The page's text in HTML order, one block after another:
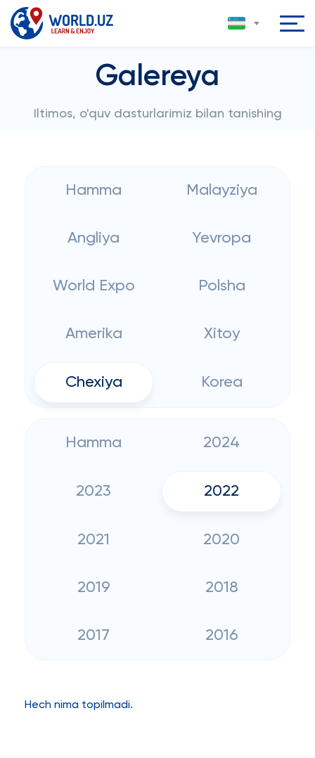
Galereya
Iltimos, o'quv dasturlarimiz bilan tanishing
Hamma Malayziya
Angliya Yevropa
World Expo Polsha
Amerika Xitoy
Chexiya Korea
Hamma 2024
2023 2022
2021 2020
2019 2018
2017 2016
Hech nima topilmadi.